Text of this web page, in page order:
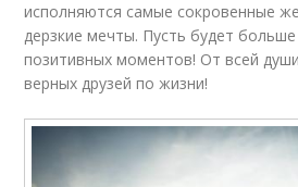
исполняются самые сокровенные
дерзкие мечты. Пусть будет
позитивных моментов! От всей
верных друзей по жизни!